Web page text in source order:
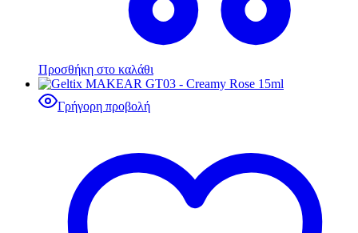
Προσθήκη στο καλάθι
Γρήγορη προβολή